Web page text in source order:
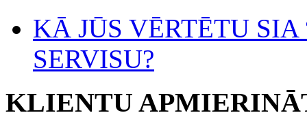
KĀ JŪS VĒRTĒTU
SERVISU?
KLIENTU